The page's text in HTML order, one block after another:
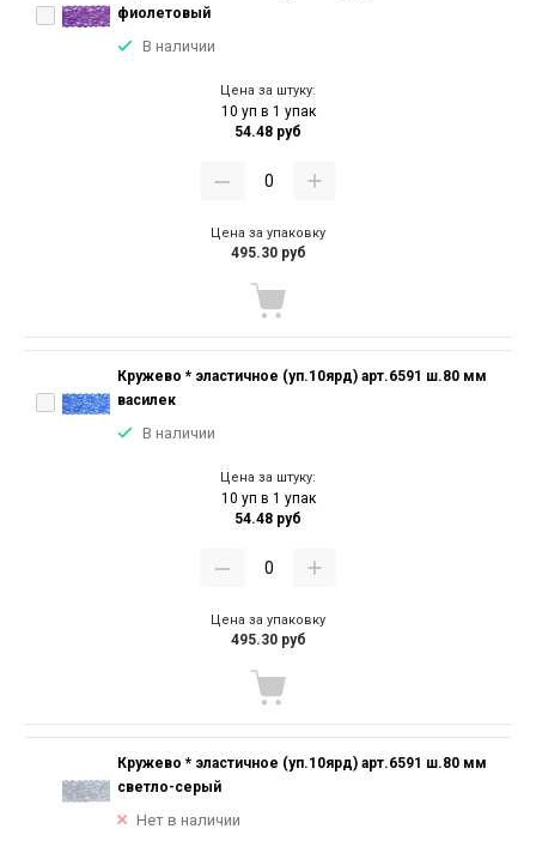
фиолетовый
В наличии
Цена за штуку:
10 уп в 1 упак
54.48 руб
Цена за упаковку
495.30 руб
Кружево * эластичное (уп.10ярд) арт.6591 ш.80 мм
василек
В наличии
Цена за штуку:
10 уп в 1 упак
54.48 руб
Цена за упаковку
495.30 руб
Кружево * эластичное (уп.10ярд) арт.6591 ш.80 мм
светло-серый
Нет в наличии